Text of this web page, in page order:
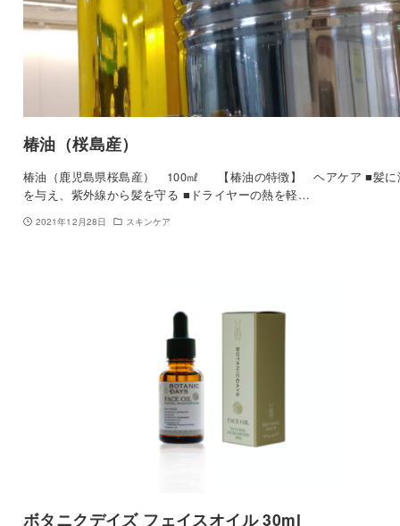
椿油（桜島産）
椿油（鹿児島県桜島産） 100㎖ 【椿油の特徴】 ヘアケア ■髪に
を与え、紫外線から髪を守る ■ドライヤーの熱を軽…
2021年12月28日 スキンケア
ボタニクデイズ フェイスオイル 30ml